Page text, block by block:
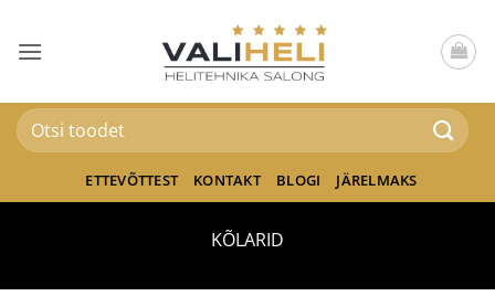
content
Otsi:
ETTEVÕTTEST KONTAKT BLOGI JÄRELMAKS
KÕLARID